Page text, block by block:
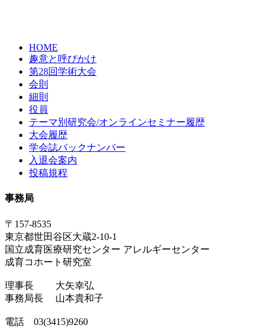
HOME
趣意と呼びかけ
第28回学術大会
会則
細則
役員
テーマ別研究会/オンラインセミナー履歴
大会履歴
学会誌バックナンバー
入退会案内
投稿規程
事務局
〒157-8535
東京都世田谷区大蔵2-10-1
国立成育医療研究センター アレルギーセンター
成育コホート研究室
理事長 大矢幸弘
事務局長 山本貴和子
電話 03(3415)9260